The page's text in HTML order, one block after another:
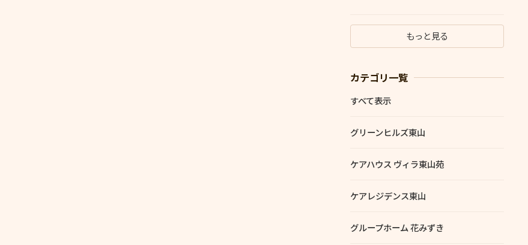
もっと見る
カテゴリ一覧
すべて表示
グリーンヒルズ東山
ケアハウス ヴィラ東山苑
ケアレジデンス東山
グループホーム 花みずき